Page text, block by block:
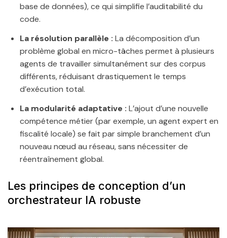
base de données), ce qui simplifie l’auditabilité du
code.
La résolution parallèle : La décomposition d’un
problème global en micro-tâches permet à plusieurs
agents de travailler simultanément sur des corpus
différents, réduisant drastiquement le temps
d’exécution total.
La modularité adaptative : L’ajout d’une nouvelle
compétence métier (par exemple, un agent expert en
fiscalité locale) se fait par simple branchement d’un
nouveau nœud au réseau, sans nécessiter de
réentraînement global.
Les principes de conception d’un
orchestrateur IA robuste